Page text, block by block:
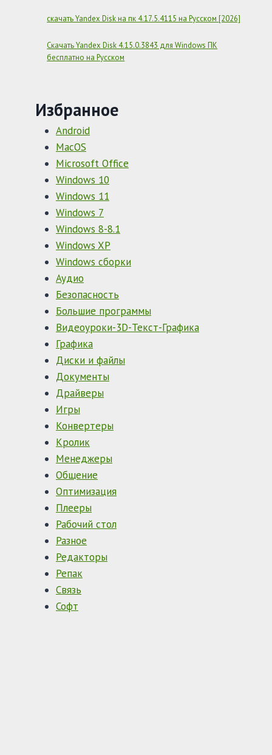
скачать Yandex Disk на пк 4.17.5.4115 на Русском [2026]
Скачать Yandex Disk 4.15.0.3843 для Windows ПК
бесплатно на Русском
Избранное
Android
MacOS
Microsoft Office
Windows 10
Windows 11
Windows 7
Windows 8-8.1
Windows XP
Windows сборки
Аудио
Безопасность
Большие программы
Видеоуроки-3D-Текст-Графика
Графика
Диски и файлы
Документы
Драйверы
Игры
Конвертеры
Кролик
Менеджеры
Общение
Оптимизация
Плееры
Рабочий стол
Разное
Редакторы
Репак
Связь
Софт